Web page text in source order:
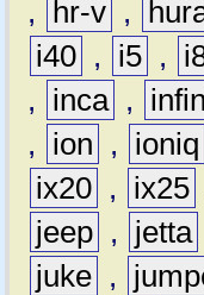
,
hr-v ,
i40 , i5 ,
,
inca ,
,
ion , ioniq
ix20 , ix25
jeep , jetta
juke ,